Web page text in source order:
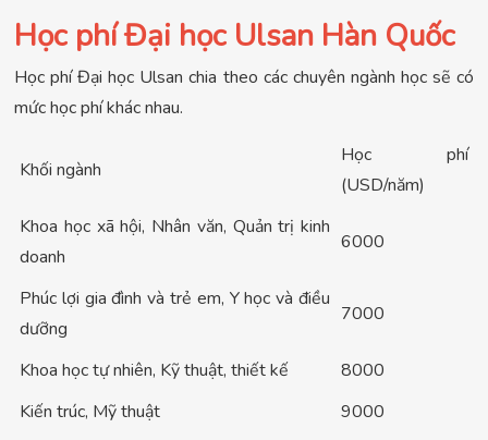
Học phí Đại học Ulsan Hàn Quốc
Học phí Đại học Ulsan chia theo các chuyên ngành học sẽ có
mức học phí khác nhau.
Khối ngành
Học phí
(USD/năm)
Khoa học xã hội, Nhân văn, Quản trị kinh
doanh
6000
Phúc lợi gia đình và trẻ em, Y học và điều
dưỡng
7000
Khoa học tự nhiên, Kỹ thuật, thiết kế
8000
Kiến trúc, Mỹ thuật
9000